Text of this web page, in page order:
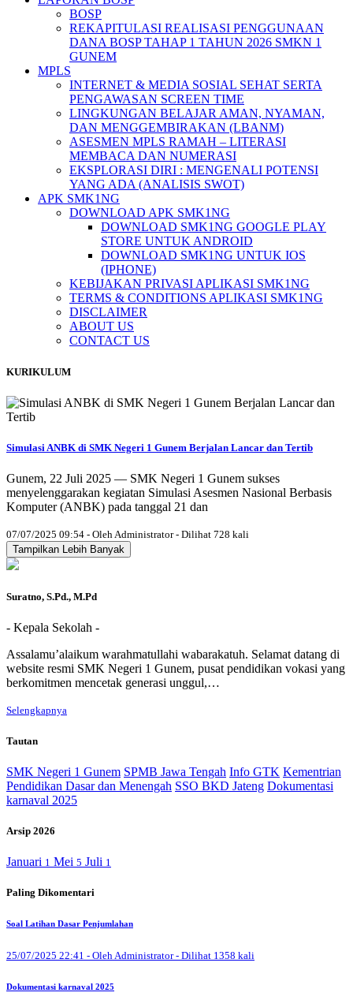
BOSP
REKAPITULASI REALISASI PENGGUNAAN
DANA BOSP TAHAP 1 TAHUN 2026 SMKN 1
GUNEM
MPLS
INTERNET & MEDIA SOSIAL SEHAT SERTA
PENGAWASAN SCREEN TIME
LINGKUNGAN BELAJAR AMAN, NYAMAN,
DAN MENGGEMBIRAKAN (LBANM)
ASESMEN MPLS RAMAH – LITERASI
MEMBACA DAN NUMERASI
EKSPLORASI DIRI : MENGENALI POTENSI
YANG ADA (ANALISIS SWOT)
APK SMK1NG
DOWNLOAD APK SMK1NG
DOWNLOAD SMK1NG GOOGLE PLAY
STORE UNTUK ANDROID
DOWNLOAD SMK1NG UNTUK IOS
(IPHONE)
KEBIJAKAN PRIVASI APLIKASI SMK1NG
TERMS & CONDITIONS APLIKASI SMK1NG
DISCLAIMER
ABOUT US
CONTACT US
KURIKULUM
Simulasi ANBK di SMK Negeri 1 Gunem Berjalan Lancar dan Tertib
Gunem, 22 Juli 2025 — SMK Negeri 1 Gunem sukses
menyelenggarakan kegiatan Simulasi Asesmen Nasional Berbasis
Komputer (ANBK) pada tanggal 21 dan
07/07/2025 09:54 - Oleh Administrator - Dilihat 728 kali
Tampilkan Lebih Banyak
Suratno, S.Pd., M.Pd
- Kepala Sekolah -
Assalamu’alaikum warahmatullahi wabarakatuh. Selamat datang di
website resmi SMK Negeri 1 Gunem, pusat pendidikan vokasi yang
berkomitmen mencetak generasi unggul,…
Selengkapnya
Tautan
SMK Negeri 1 Gunem SPMB Jawa Tengah Info GTK Kementrian
Pendidikan Dasar dan Menengah SSO BKD Jateng Dokumentasi
karnaval 2025
Arsip 2026
Januari 1 Mei 5 Juli 1
Paling Dikomentari
Soal Latihan Dasar Penjumlahan
25/07/2025 22:41 - Oleh Administrator - Dilihat 1358 kali
Dokumentasi karnaval 2025